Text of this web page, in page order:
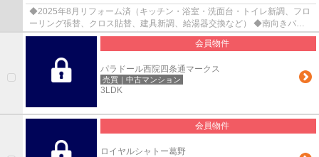
◆2025年8月リフォーム済（キッチン・浴室・洗面台・トイレ新調、フロ
ーリング張替、クロス貼替、建具新調、給湯器交換など） ◆南向きバル
コニー＆専用庭 ◆ペット飼育可（規約有） ◆徒...
会員物件
パラドール西院四条通マークス
売買｜中古マンション
3LDK
会員物件
ロイヤルシャトー葛野